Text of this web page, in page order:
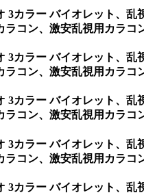
3カラー バイオレット、
ラコン、激安乱視用カラ
3カラー バイオレット、
ラコン、激安乱視用カラ
3カラー バイオレット、
ラコン、激安乱視用カラ
3カラー バイオレット、
ラコン、激安乱視用カラ
3カラー バイオレット、